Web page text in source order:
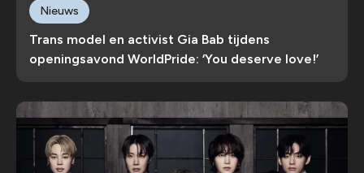
Trans model en activist Gia Bab tijdens
openingsavond WorldPride: ‘You deserve love!’
Nieuws